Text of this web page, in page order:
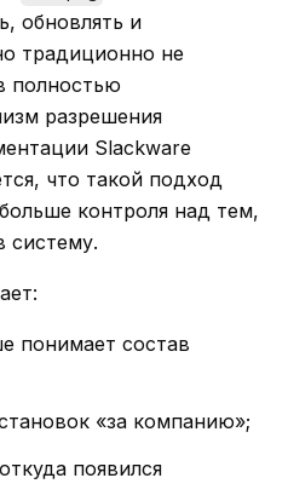
обновлять и
традиционно не
полностью
разрешения
Slackware
что такой подход
контроля над тем,
систему.
понимает состав
«за компанию»;
появился